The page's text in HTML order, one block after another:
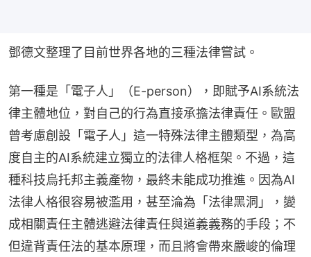
鄧德文整理了目前世界各地的三種法律嘗試。
第一種是「電子人」（E-person），即賦予AI系統法
律主體地位，對自己的行為直接承擔法律責任。歐盟
曾考慮創設「電子人」這一特殊法律主體類型，為高
度自主的AI系統建立獨立的法律人格框架。不過，這
種科技烏托邦主義產物，最終未能成功推進。因為AI
法律人格很容易被濫用，甚至淪為「法律黑洞」，變
成相關責任主體逃避法律責任與道義義務的手段；不
但違背責任法的基本原理，而且將會帶來嚴峻的倫理